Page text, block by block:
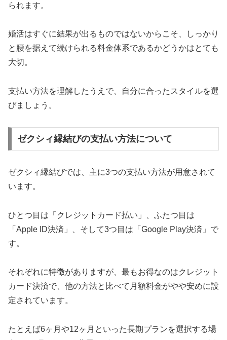
られます。
婚活はすぐに結果が出るものではないからこそ、しっかり
と腰を据えて続けられる料金体系であるかどうかはとても
大切。
支払い方法を理解したうえで、自分に合ったスタイルを選
びましょう。
ゼクシィ縁結びの支払い方法について
ゼクシィ縁結びでは、主に3つの支払い方法が用意されて
います。
ひとつ目は「クレジットカード払い」、ふたつ目は
「Apple ID決済」、そして3つ目は「Google Play決済」で
す。
それぞれに特徴がありますが、最もお得なのはクレジット
カード決済で、他の方法と比べて月額料金がやや安めに設
定されています。
たとえば6ヶ月や12ヶ月といった長期プランを選択する場